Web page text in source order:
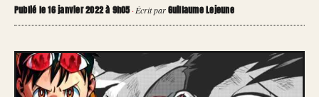
Publié le 16 janvier 2022 à 9h05 · Écrit parGuillaume Lejeune